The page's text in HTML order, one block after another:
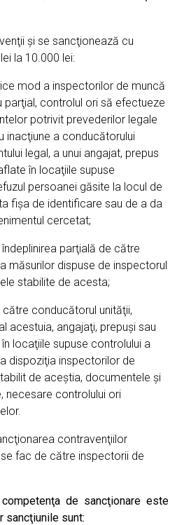
şi se sancţionează cu
la 10.000 lei:
mod a inspectorilor de muncă
parţial, controlul ori să efectueze
potrivit prevederilor legale
inacţiune a conducătorului
legal, a unui angajat, prepus
în locaţiile supuse
persoanei găsite la locul de
fişa de identificare sau de a da
cercetat;
parţială de către
măsurilor dispuse de inspectorul
stabilite de acesta;
conducătorul unităţii,
acestuia, angajaţi, prepuşi sau
locaţiile supuse controlului a
dispoziţia inspectorilor de
de aceştia, documentele şi
necesare controlului ori
contravenţiilor
fac de către inspectorii de
de sancţionare este
sancţiunile sunt: